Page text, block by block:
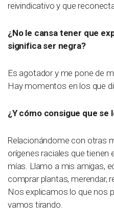
reivindicativo y que
¿No le cansa tener que
significa ser negra?
Es agotador y me pone de
Hay momentos en los que
¿Y cómo consigue que se
Relacionándome con otras
orígenes raciales que tienen
mías. Llamo a mis amigas,
comprar plantas, merendar,
Nos explicamos lo que nos
vamos tirando.